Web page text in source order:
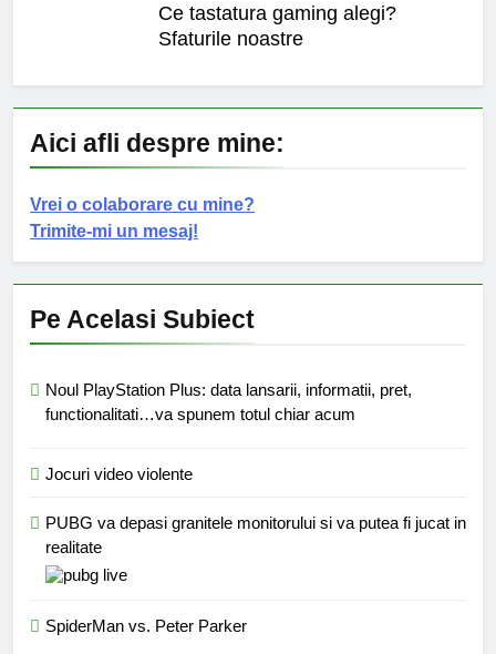
Ce tastatura gaming alegi?
Sfaturile noastre
Aici afli despre mine:
Vrei o colaborare cu mine?
Trimite-mi un mesaj!
Pe Acelasi Subiect
Noul PlayStation Plus: data lansarii, informatii, pret,
functionalitati…va spunem totul chiar acum
Jocuri video violente
PUBG va depasi granitele monitorului si va putea fi jucat in
realitate
SpiderMan vs. Peter Parker